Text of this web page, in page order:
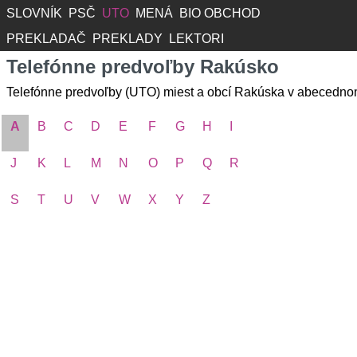
SLOVNÍK PSČ UTO MENÁ
BIO OBCHOD
PREKLADAČ
PREKLADY LEKTORI
Telefónne predvoľby Rakúsko
Telefónne predvoľby (UTO) miest a obcí Rakúska v
A B C D E F G H
J K L M N O P Q R
S T U V W X Y Z